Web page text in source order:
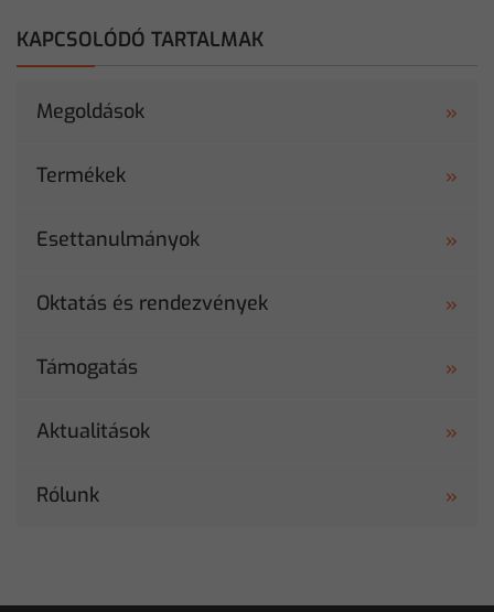
KAPCSOLÓDÓ TARTALMAK
Megoldások
Termékek
Esettanulmányok
Oktatás és rendezvények
Támogatás
Aktualitások
Rólunk